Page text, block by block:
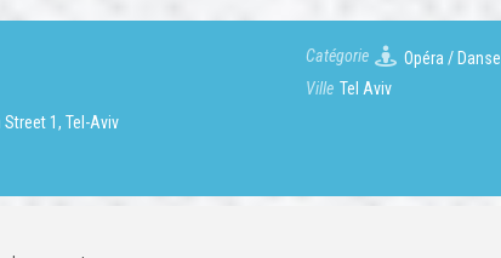
Street 1, Tel-Aviv
Catégorie
Opéra / Danse
Ville Tel Aviv